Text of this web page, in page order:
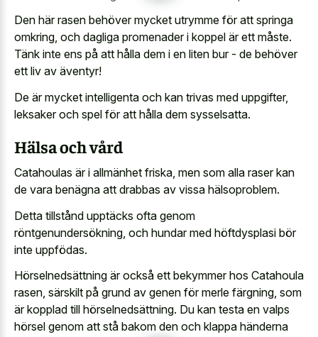
Den här rasen behöver mycket utrymme för att springa
omkring, och dagliga promenader i koppel är ett måste.
Tänk inte ens på att hålla dem i en liten bur - de behöver
ett liv av äventyr!
De är mycket intelligenta och kan trivas med uppgifter,
leksaker och spel för att hålla dem sysselsatta.
Hälsa och vård
Catahoulas är i allmänhet friska, men som alla raser kan
de vara benägna att drabbas av vissa hälsoproblem.
Detta tillstånd upptäcks ofta genom
röntgenundersökning, och hundar med höftdysplasi bör
inte uppfödas.
Hörselnedsättning är också ett bekymmer hos Catahoula
rasen, särskilt på grund av genen för merle färgning, som
är kopplad till hörselnedsättning. Du kan testa en valps
hörsel genom att stå bakom den och klappa händerna